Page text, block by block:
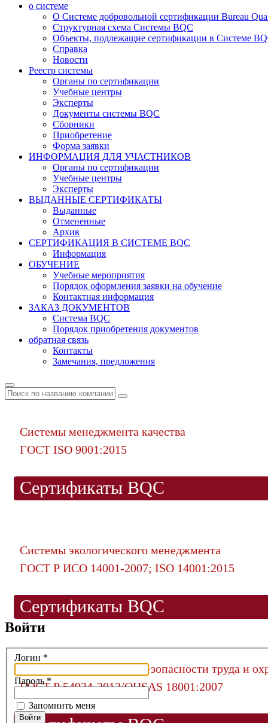
о системе
О Системе добровольной сертификации Bureau
Структурная схема Системы BQC
Объекты, подлежащие сертификации в Системе
Справка
Новости
Реестр системы
Органы по сертификации
Учебные центры
Эксперты
Документы системы BQC
Сборники
Приобретение
Форма заявки
ИНФОРМАЦИЯ ДЛЯ УЧАСТНИКОВ
Органы по сертификации
Учебные центры
Эксперты
ВЫДАННЫЕ СЕРТИФИКАТЫ
Выданные
Отмененные
Архив
СЕРТИФИКАЦИЯ В СИСТЕМЕ BQC
Информация
ОБУЧЕНИЕ
Учебные мероприятия
Порядок оформления заявки на обучение
Контактная информация
ЗАКАЗ ДОКУМЕНТОВ
Система BQC
Порядок приобретения документов
обратная связь
Контакты
Замечания, предложения
Системы менеджмента качества
ГОСТ ISO 9001:2015
Сертификаты BQC
Системы экологического менеджмента
ГОСТ Р ИСО 14001-2007; ISO 14001:2015
Сертификаты BQC
Система менеджмента безопасности труда и
ГОСТ Р 54934-2012/OHSAS 18001:2007
Войти
Логин *
Пароль*
Запомнить меня
Войти